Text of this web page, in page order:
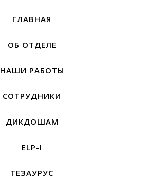
ГЛАВНАЯ
ОБ ОТДЕЛЕ
НАШИ РАБОТЫ
СОТРУДНИКИ
ДИКДОШАМ
ELP-I
ТЕЗАУРУС